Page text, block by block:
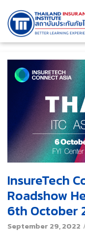
InsureTech
Roadshow
6th October
September 29, 2022